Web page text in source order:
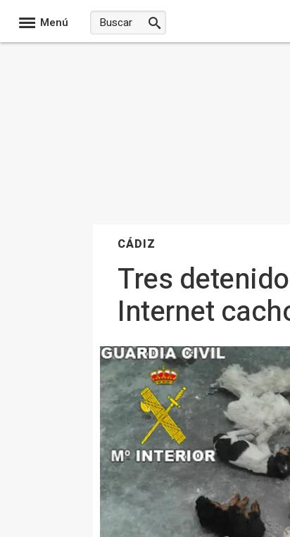
Menú
CÁDIZ
Tres
Internet